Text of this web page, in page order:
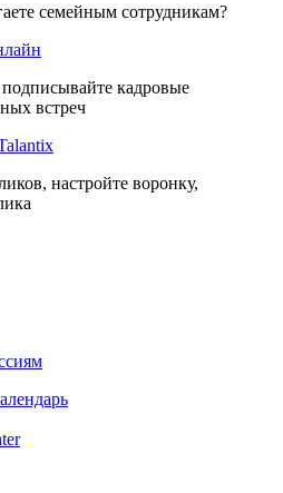
семейным сотрудникам?
кадровые
встреч
настройте воронку,